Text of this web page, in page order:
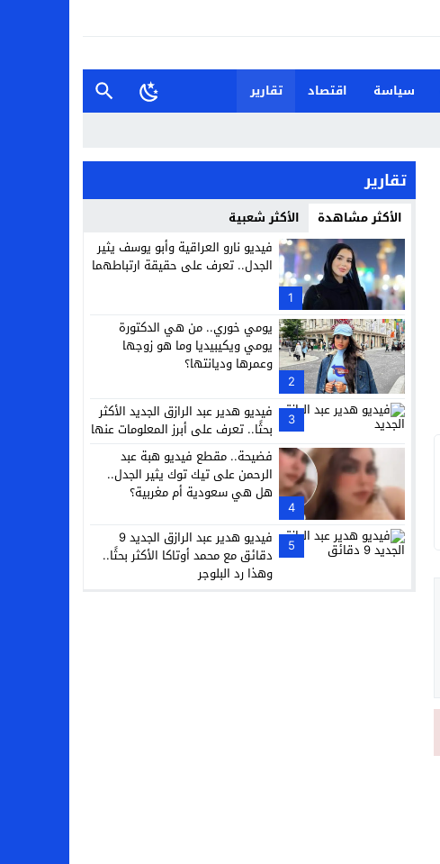
سياسة اقتصاد
تقارير
تقارير
الأكثر مشاهدة الأكثر شعبية
1
فيديو نارو العراقية وأبو يوسف يثير
الجدل.. تعرف على حقيقة ارتباطهما
2
يومي خوري.. من هي الدكتورة
يومي ويكيبيديا وما هو زوجها
وعمرها وديانتها؟
3
فيديو هدير عبد الرازق الجديد الأكثر
بحثًا.. تعرف على أبرز المعلومات عنها
4
فضيحة.. مقطع فيديو هبة عبد
الرحمن على تيك توك يثير الجدل..
هل هي سعودية أم مغربية؟
5
فيديو هدير عبد الرازق الجديد 9
دقائق مع محمد أوتاكا الأكثر بحثًا..
وهذا رد البلوجر